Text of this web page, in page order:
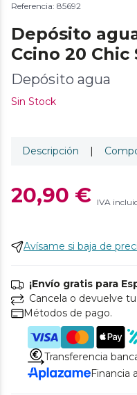
Referencia: 85692
Depósito
Ccino 20 Chic
Depósito agua
Sin Stock
Descripción |
20,90 € IVA
Avísame si baja de
¡Envío gratis para
Cancela o devuelve
Métodos de pago.
Transferencia
Financia